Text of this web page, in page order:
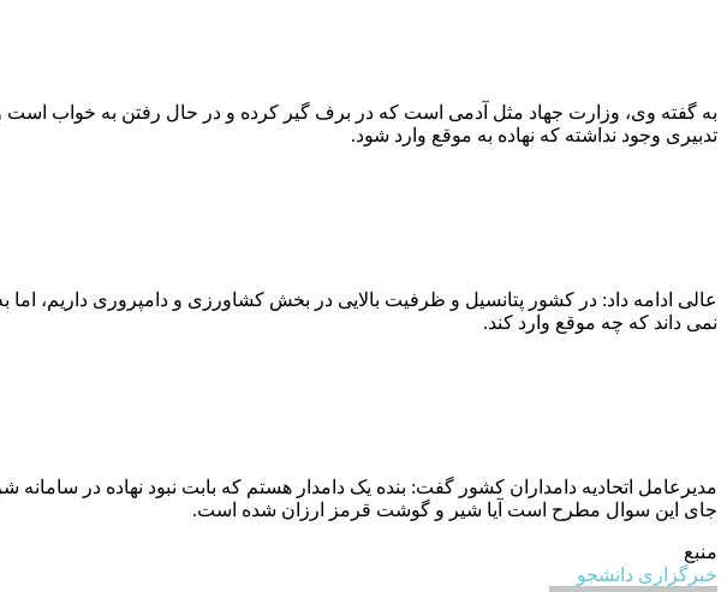
به گفته وی، وزارت جهاد مثل آدمی است که در برف گیر کرده و در حال رفتن به خواب است
تدبیری وجود نداشته که نهاده به موقع وارد شود.
عالی ادامه داد: در کشور پتانسیل و ظرفیت بالایی در بخش کشاورزی و دامپروری داریم،
نمی داند که چه موقع وارد کند.
مدیرعامل اتحادیه دامداران کشور گفت: بنده یک دامدار هستم که بابت نبود نهاده در
جای این سوال مطرح است آیا شیر و گوشت قرمز ارزان شده است.
منبع
خبرگزاری دانشجو